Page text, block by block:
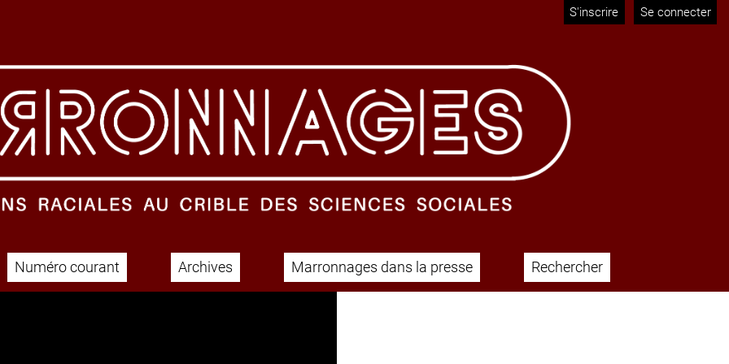
S'inscrire Se connecter
Numéro courant Archives Marronnages dans la presse Rechercher